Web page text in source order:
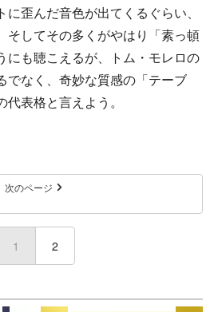
歪んだ音色が出てくるぐらい、
そしてその多くがやはり「素っ頓
にも聴こえるが、トム・モレロの
でなく、奇妙な質感の「テーブ
表格と言えよう。
次のページ
1 (current)
2